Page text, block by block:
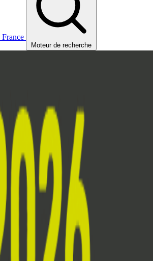
France
Moteur de recherche